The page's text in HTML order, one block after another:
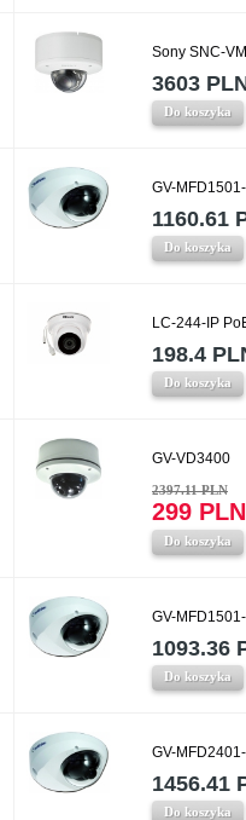
Sony SNC-
3603
Do koszyka
GV-
1160.61
Do koszyka
LC-244-IP
198.4
Do koszyka
GV-VD3400
2397.11 PLN
299 PLN
Do koszyka
GV-
1093.36
Do koszyka
GV-
1456.41
Do koszyka